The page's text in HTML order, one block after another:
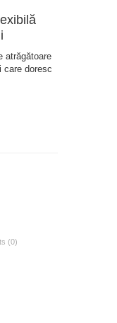
atrăgătoare
care doresc
(0)